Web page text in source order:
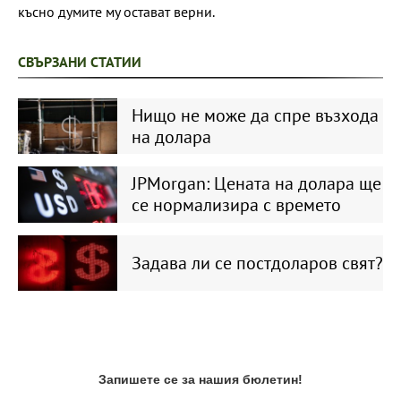
късно думите му остават верни.
СВЪРЗАНИ СТАТИИ
Нищо не може да спре възхода
на долара
JPMorgan: Цената на долара ще
се нормализира с времето
Задава ли се постдоларов свят?